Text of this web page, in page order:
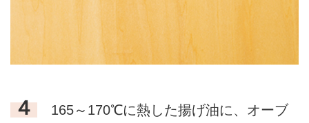
４
165～170℃に熱した揚げ油に、オーブ